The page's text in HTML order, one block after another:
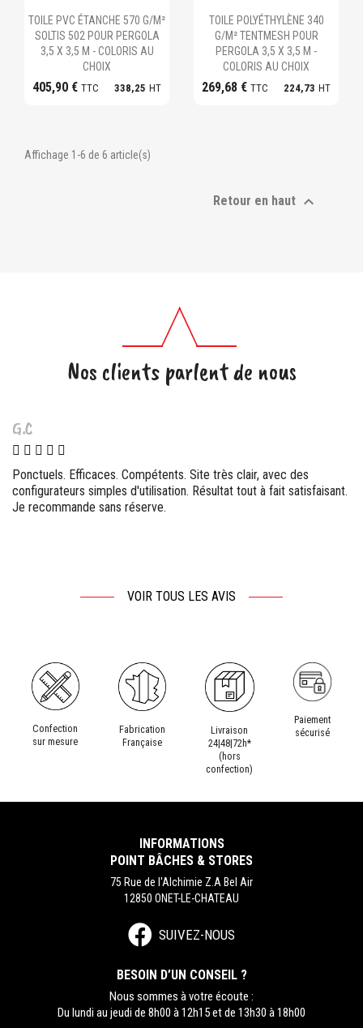
Ajouter au panier
TOILE PVC ÉTANCHE 570 G/M²
SOLTIS 502 POUR PERGOLA
3,5 X 3,5 M - COLORIS AU
CHOIX
405,90 € TTC 338,25 HT
Ajouter au panier
TOILE POLYÉTHYLÈNE 340
G/M² TENTMESH POUR
PERGOLA 3,5 X 3,5 M -
COLORIS AU CHOIX
269,68 € TTC 224,73 HT
Affichage 1-6 de 6 article(s)
Retour en haut 
Nos clients parlent de nous
G.C
Ponctuels. Efficaces. Compétents. Site très clair, avec des
configurateurs simples d'utilisation. Résultat tout à fait satisfaisant.
Je recommande sans réserve.
VOIR TOUS LES AVIS
Confection
sur mesure
Fabrication
Française
Livraison
24|48|72h*
(hors
confection)
Paiement
sécurisé
INFORMATIONS
POINT BÂCHES & STORES
75 Rue de l'Alchimie Z.A Bel Air
12850 ONET-LE-CHATEAU
SUIVEZ-NOUS
BESOIN D’UN CONSEIL ?
Nous sommes à votre écoute :
Du lundi au jeudi de 8h00 à 12h15 et de 13h30 à 18h00